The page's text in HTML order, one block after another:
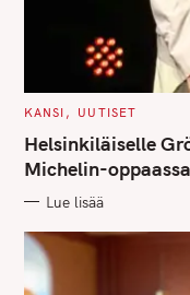
C
T
E
G
O
I
S
KANSI UUTISET
Helsinkiläiselle
Michelin-
Lue lisää